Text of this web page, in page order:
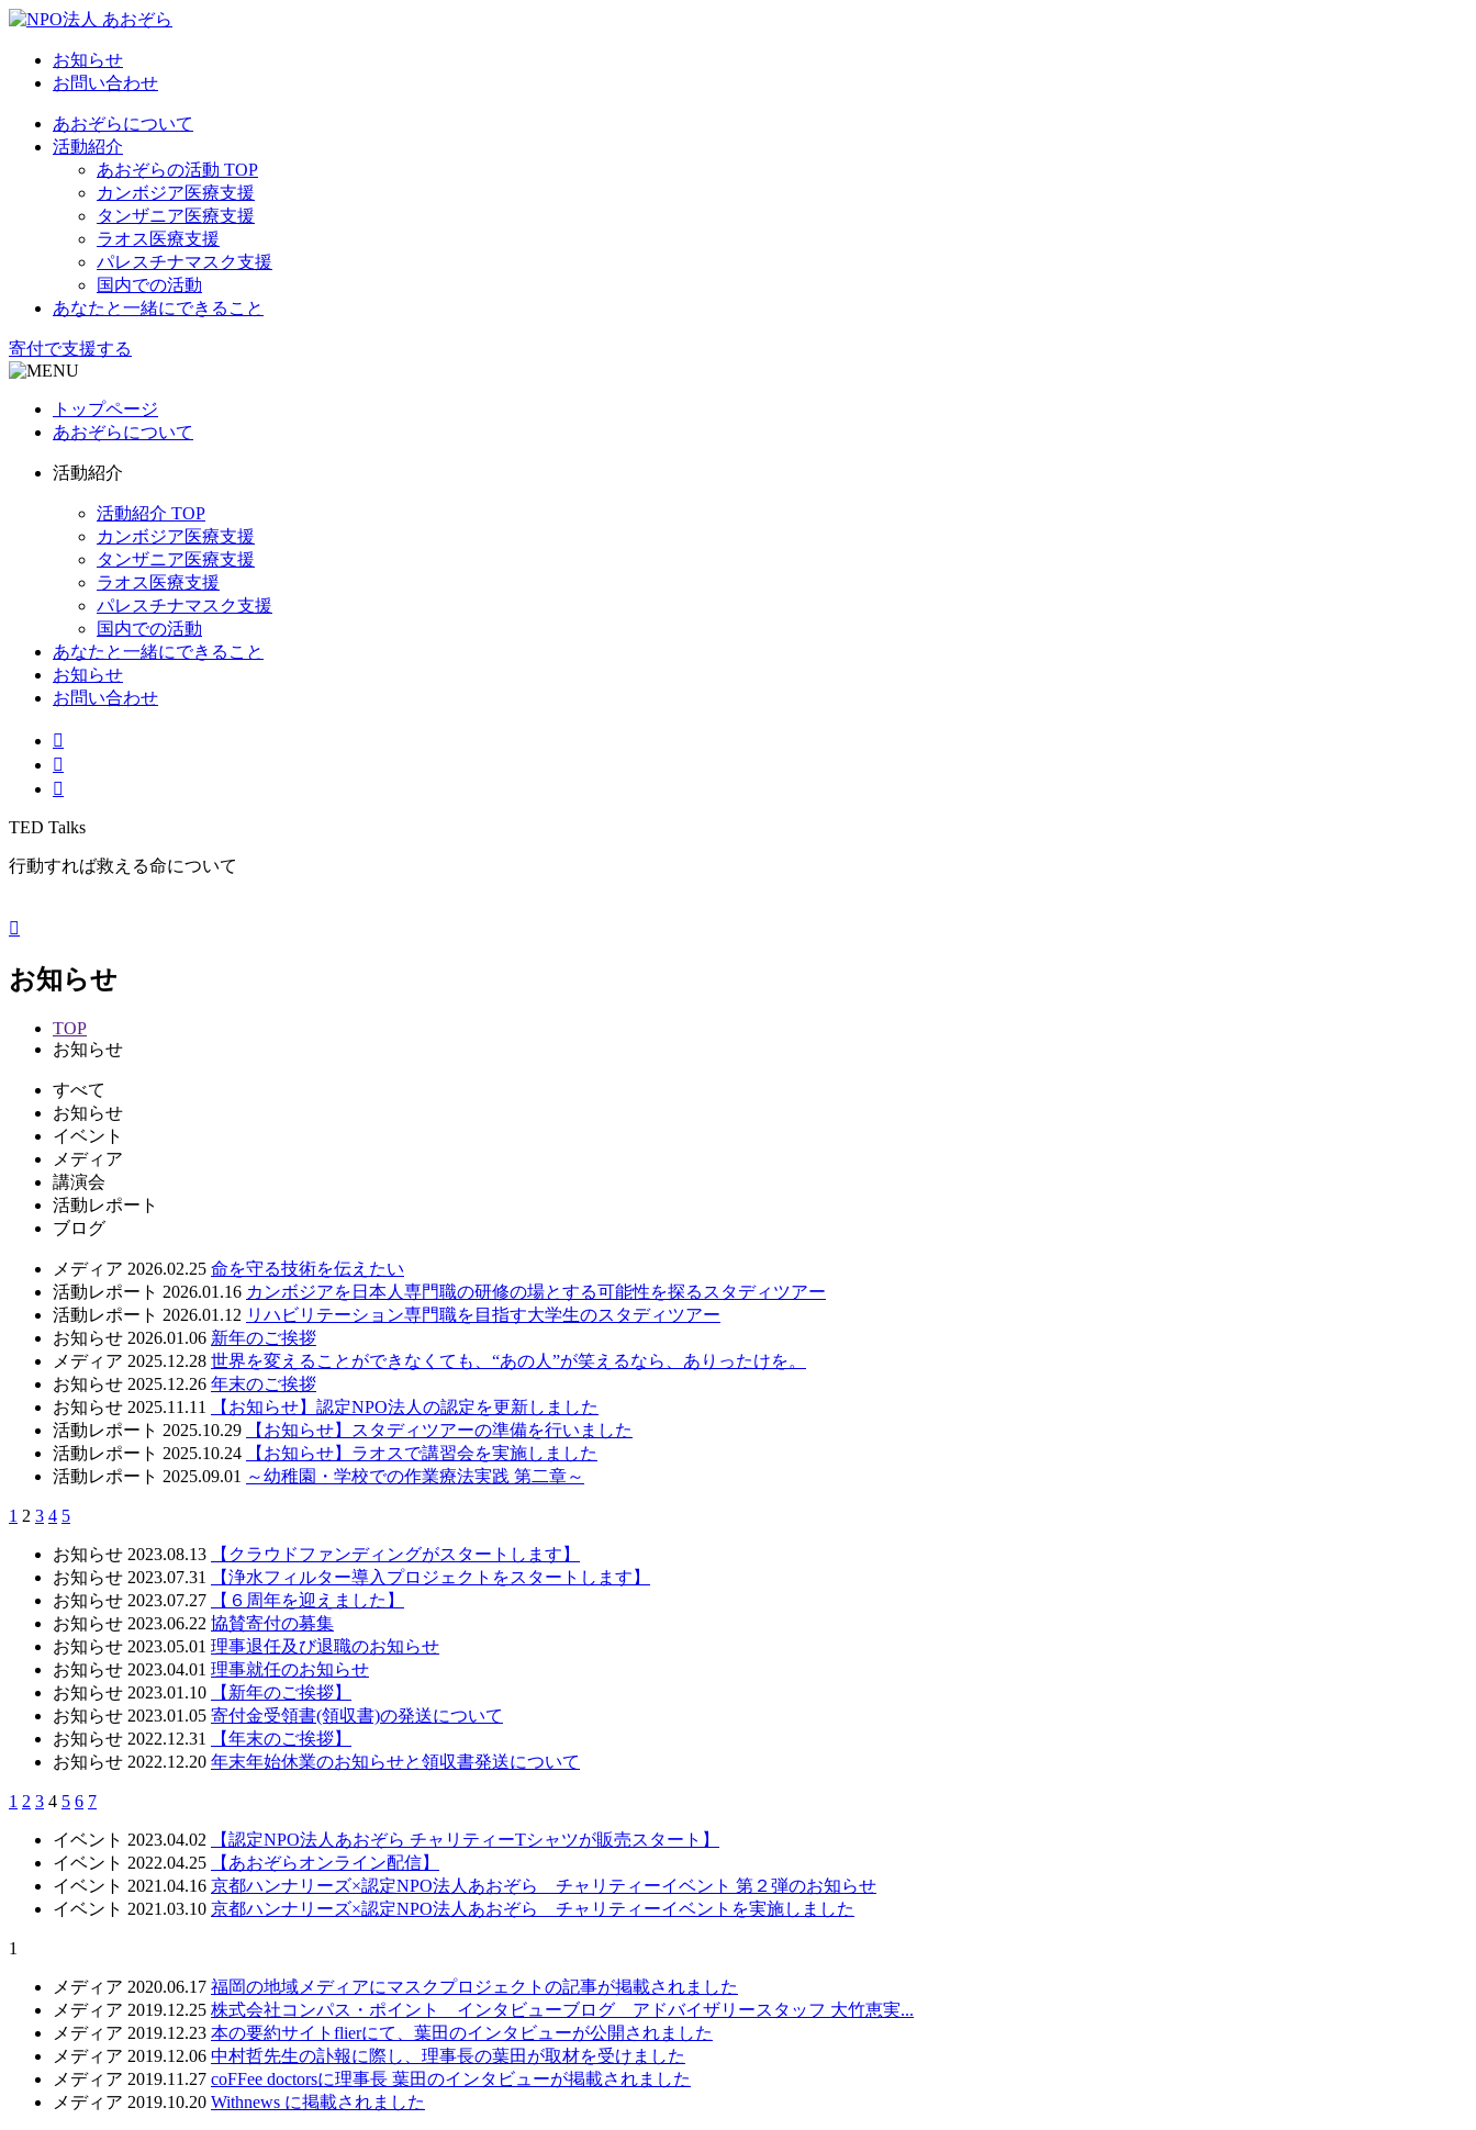
お知らせ
お問い合わせ
あおぞらについて
活動紹介
あおぞらの活動 TOP
カンボジア医療支援
タンザニア医療支援
ラオス医療支援
パレスチナマスク支援
国内での活動
あなたと一緒にできること
寄付で支援する
トップページ
あおぞらについて
活動紹介
活動紹介 TOP
カンボジア医療支援
タンザニア医療支援
ラオス医療支援
パレスチナマスク支援
国内での活動
あなたと一緒にできること
お知らせ
お問い合わせ
TED Talks
行動すれば救える命について
お知らせ
TOP
お知らせ
すべて
お知らせ
イベント
メディア
講演会
活動レポート
ブログ
メディア 2026.02.25 命を守る技術を伝えたい
活動レポート 2026.01.16 カンボジアを日本人専門職の研修の場とする可能性を探るスタディツアー
活動レポート 2026.01.12 リハビリテーション専門職を目指す大学生のスタディツアー
お知らせ 2026.01.06 新年のご挨拶
メディア 2025.12.28 世界を変えることができなくても、“あの人”が笑えるなら、ありったけを。
お知らせ 2025.12.26 年末のご挨拶
お知らせ 2025.11.11
【お知らせ】認定NPO法人の認定を更新しました
活動レポート 2025.10.29
【お知らせ】スタディツアーの準備を行いました
活動レポート 2025.10.24
【お知らせ】ラオスで講習会を実施しました
活動レポート 2025.09.01 ～幼稚園・学校での作業療法実践 第二章～
1 2 3 4 5
お知らせ 2023.08.13
【クラウドファンディングがスタートします】
お知らせ 2023.07.31
【浄水フィルター導入プロジェクトをスタートします】
お知らせ 2023.07.27
【６周年を迎えました】
お知らせ 2023.06.22 協賛寄付の募集
お知らせ 2023.05.01 理事退任及び退職のお知らせ
お知らせ 2023.04.01 理事就任のお知らせ
お知らせ 2023.01.10
【新年のご挨拶】
お知らせ 2023.01.05 寄付金受領書(領収書)の発送について
お知らせ 2022.12.31
【年末のご挨拶】
お知らせ 2022.12.20 年末年始休業のお知らせと領収書発送について
1 2 3 4 5 6 7
イベント 2023.04.02
【認定NPO法人あおぞら チャリティーTシャツが販売スタート】
イベント 2022.04.25
【あおぞらオンライン配信】
イベント 2021.04.16 京都ハンナリーズ×認定NPO法人あおぞら チャリティーイベント 第２弾のお知らせ
イベント 2021.03.10 京都ハンナリーズ×認定NPO法人あおぞら チャリティーイベントを実施しました
1
メディア 2020.06.17 福岡の地域メディアにマスクプロジェクトの記事が掲載されました
メディア 2019.12.25 株式会社コンパス・ポイント インタビューブログ アドバイザリースタッフ 大竹恵実...
メディア 2019.12.23 本の要約サイトflierにて、葉田のインタビューが公開されました
メディア 2019.12.06 中村哲先生の訃報に際し、理事長の葉田が取材を受けました
メディア 2019.11.27 coFFee doctorsに理事長 葉田のインタビューが掲載されました
メディア 2019.10.20 Withnews に掲載されました